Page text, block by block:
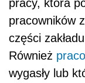
pracy, która
pracowników
części
Również
wygasły lub